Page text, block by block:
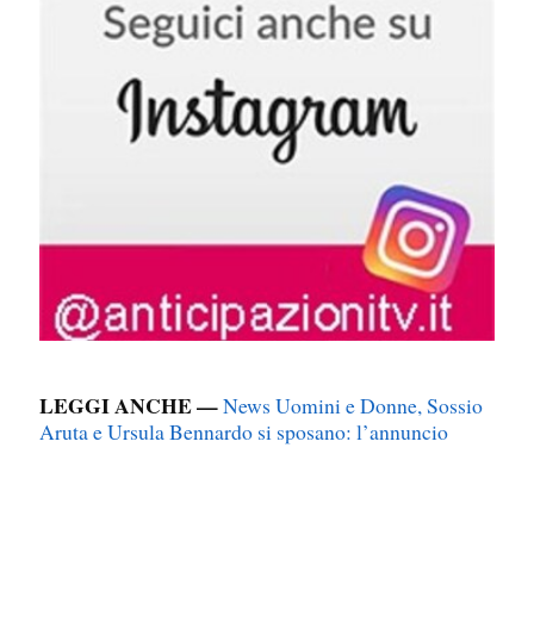
LEGGI ANCHE —News Uomini e Donne, Sossio
Aruta e Ursula Bennardo si sposano: l’annuncio